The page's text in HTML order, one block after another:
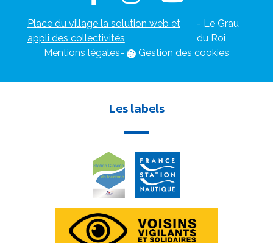
Place du village la solution web et
appli des collectivités
- Le Grau
du Roi
Mentions légales- Gestion des cookies
Les labels